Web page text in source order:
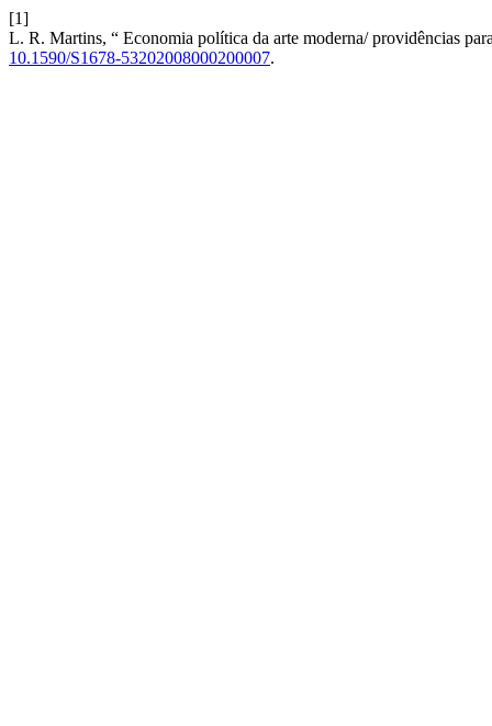
[1]
L. R. Martins, “ Economia política da arte moderna/ providências
10.1590/S1678-53202008000200007.